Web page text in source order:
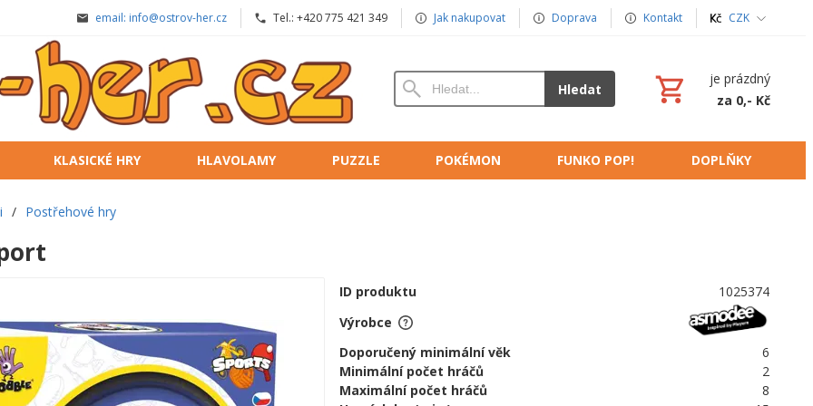
email: info@ostrov-her.cz Tel.: +420 775 421 349 Jak nakupovat Doprava Kontakt CZK
Hledat
je prázdný
za 0,- Kč
KLASICKÉ HRY HLAVOLAMY PUZZLE POKÉMON FUNKO POP! DOPLŇKY
/ Postřehové hry
ID produktu
1025374
Výrobce
Doporučený minimální věk
6
Minimální počet hráčů
2
Maximální počet hráčů
8